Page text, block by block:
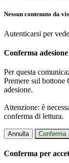
Nessun contenuto da
Autenticarsi per
Conferma adesione
Per questa
Premere sul
adesione.
Attenzione: è
conferma di lettura.
Annulla Conferma
Conferma per